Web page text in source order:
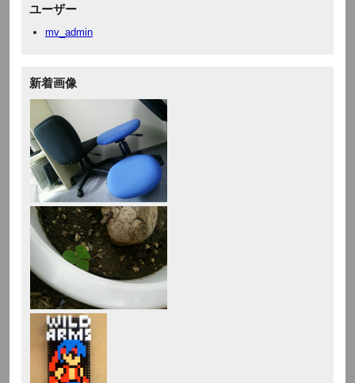
ユーザー
mv_admin
新着画像